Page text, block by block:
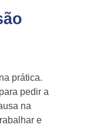
prática.
pedir a
na
e